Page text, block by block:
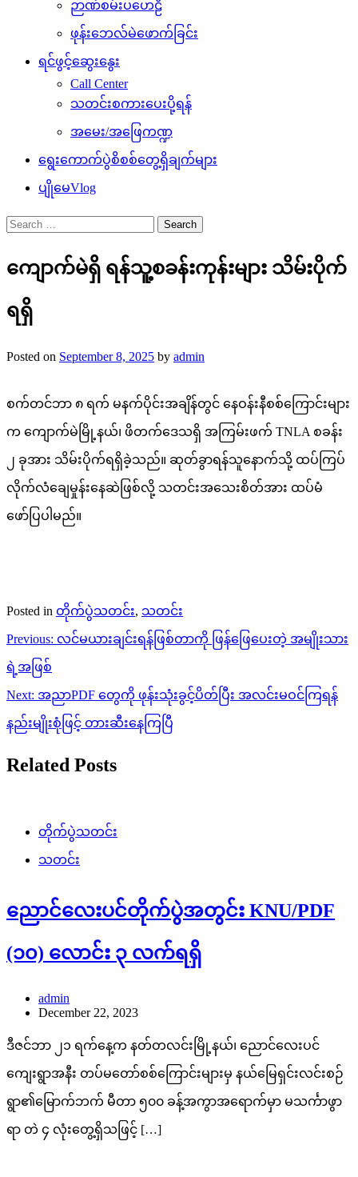
ဉာဏ်စမ်းပဟေဠိ
ဖုန်းဘေလ်မဲဖောက်ခြင်း
ရင်ဖွင့်ဆွေးနွေး
Call Center
သတင်းစကားပေးပို့ရန်
အမေး/အဖြေကဏ္ဍ
ရွေးကောက်ပွဲစိစစ်တွေ့ရှိချက်များ
ပျိုမေVlog
Search
for:
ကျောက်မဲရှိ ရန်သူ့စခန်းကုန်းများ သိမ်းပိုက်
ရရှိ
Posted on September 8, 2025 by admin
စက်တင်ဘာ ၈ ရက် မနက်ပိုင်းအချိန်တွင် နေဝန်းနီစစ်ကြောင်းများ
က ကျောက်မဲမြို့နယ်၊ ဖိတက်ဒေသရှိ အကြမ်းဖက် TNLA စခန်း
၂ ခုအား သိမ်းပိုက်ရရှိခဲ့သည်။ ဆုတ်ခွာရန်သူနောက်သို့ ထပ်ကြပ်
လိုက်လံချေမှုန်းနေဆဲဖြစ်လို့ သတင်းအသေးစိတ်အား ထပ်မံ
ဖော်ပြပါမည်။
Posted in တိုက်ပွဲသတင်း, သတင်း
Post
navigation
Previous: လင်မယားချင်းရန်ဖြစ်တာကို ဖြန်ဖြေပေးတဲ့ အမျိုးသား
ရဲ့အဖြစ်
Next: အညာPDF တွေကို ဖုန်းသုံးခွင့်ပိတ်ပြီး အလင်းမဝင်ကြရန်
နည်းမျိုးစုံဖြင့် တားဆီးနေကြပြီ
Related Posts
တိုက်ပွဲသတင်း
သတင်း
ညောင်လေးပင်တိုက်ပွဲအတွင်း KNU/PDF
(၁၀) လောင်း ၃ လက်ရရှိ
admin
December 22, 2023
ဒီဇင်ဘာ ၂၁ ရက်နေ့က နတ်တလင်းမြို့နယ်၊ ညောင်လေးပင်
ကျေးရွာအနီး တပ်မတော်စစ်ကြောင်းများမှ နယ်မြေရှင်းလင်းစဉ်
ရွာ၏မြောက်ဘက် မီတာ ၅၀၀ ခန့်အကွာအရောက်မှာ မသင်္ကာဖွာ
ရာ တဲ ၄ လုံးတွေ့ရှိသဖြင့် […]